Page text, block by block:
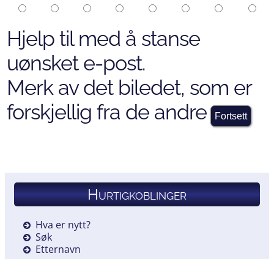
Hjelp til med å stanse
uønsket e-post.
Merk av det biledet, som er
forskjellig fra de andre
Hurtigkoblinger
Hva er nytt?
Søk
Etternavn